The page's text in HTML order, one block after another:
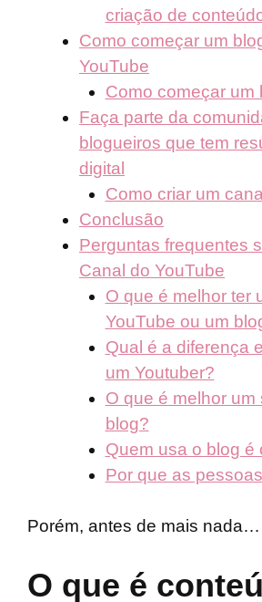
criação de
Como começar um
YouTube
Como começar um
Faça parte da
blogueiros que tem
digital
Como criar um
Conclusão
Perguntas frequentes
Canal do YouTube
O que é melhor ter
YouTube ou um
Qual é a diferença
um Youtuber?
O que é melhor um
blog?
Quem usa o blog é
Por que as
Porém, antes de mais nada…
O que é